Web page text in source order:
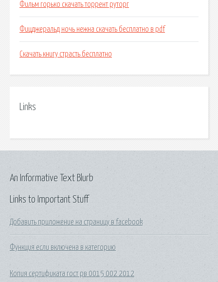
Фильм горько скачать торрент руторг
Фицджеральд ночь нежна скачать бесплатно в pdf
Скачать книгу страсть бесплатно
Links
Links to Important Stuff
Добавить приложение на страницу в facebook
Функция если включена в категорию
Копия сертификата гост рв 0015 002 2012
An Informative Text Blurb